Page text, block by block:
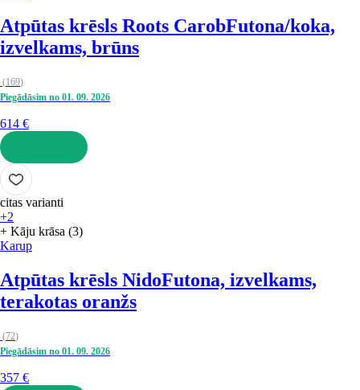
Atpūtas krēsls Roots CarobFutona/koka,
izvelkams, brūns
(169)
Piegādāsim no 01. 09. 2026
614 €
LIKT GROZĀ
citas varianti
+2
+ Kāju krāsa (3)
Karup
Atpūtas krēsls NidoFutona, izvelkams,
terakotas oranžs
(72)
Piegādāsim no 01. 09. 2026
357 €